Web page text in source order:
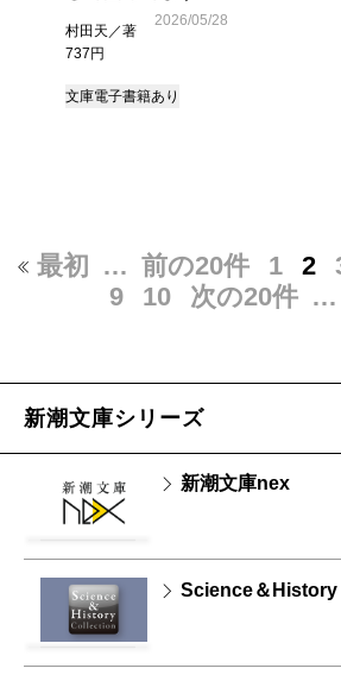
村田天／著
737円
2026/05/28
文庫電子書籍あり
最初 … 前の20件 1 2
9
10 次の20件 …
新潮文庫シリーズ
新潮文庫nex
Science＆